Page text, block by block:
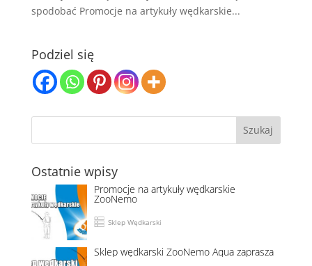
spodobać Promocje na artykuły wędkarskie...
Podziel się
Ostatnie wpisy
Sklep Wędkarski
Promocje na artykuły wędkarskie
ZooNemo
Sklep wędkarski ZooNemo Aqua zaprasza